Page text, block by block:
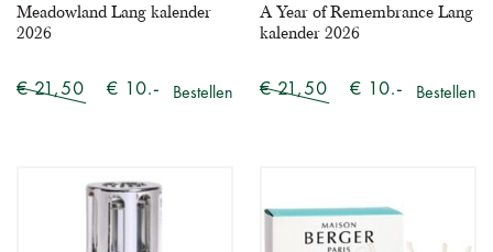
Meadowland Lang kalender
2026
€ 21,50 € 10.- Bestellen
A Year of Remembrance Lang
kalender 2026
€ 21,50 € 10.- Bestellen